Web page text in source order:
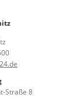
Straße 8